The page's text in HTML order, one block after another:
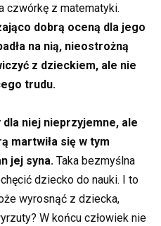
czwórkę z matematyki.
dobrą oceną dla jego
na nią, nieostrożną
z dzieckiem, ale nie
trudu.
niej nieprzyjemne, ale
martwiła się w tym
jej syna. Taka bezmyślna
dziecko do nauki. I to
wyrosnąć z dziecka,
W końcu człowiek nie